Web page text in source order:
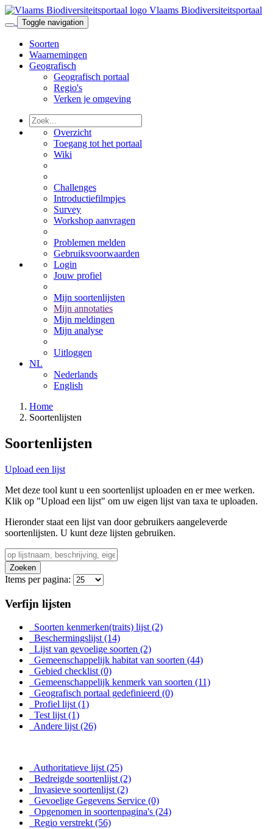
Vlaams Biodiversiteitsportaal
Toggle navigation
Soorten
Waarnemingen
Geografisch
Geografisch portaal
Regio's
Verken je omgeving
Overzicht
Toegang tot het portaal
Wiki
Challenges
Introductiefilmpjes
Survey
Workshop aanvragen
Problemen melden
Gebruiksvoorwaarden
Login
Jouw profiel
Mijn soortenlijsten
Mijn annotaties
Mijn meldingen
Mijn analyse
Uitloggen
NL
Nederlands
English
Home
Soortenlijsten
Soortenlijsten
Upload een lijst
Met deze tool kunt u een soortenlijst uploaden en er mee werken.
Klik op "Upload een lijst" om uw eigen lijst van taxa te uploaden.
Hieronder staat een lijst van door gebruikers aangeleverde
soortenlijsten. U kunt deze lijsten gebruiken.
Zoeken
Items per pagina:
Verfijn lijsten
Soorten kenmerken(traits) lijst (2)
Beschermingslijst (14)
Lijst van gevoelige soorten (2)
Gemeenschappelijk habitat van soorten (44)
Gebied checklist (0)
Gemeenschappelijk kenmerk van soorten (11)
Geografisch portaal gedefinieerd (0)
Profiel lijst (1)
Test lijst (1)
Andere lijst (26)
Authoritatieve lijst (25)
Bedreigde soortenlijst (2)
Invasieve soortenlijst (2)
Gevoelige Gegevens Service (0)
Opgenomen in soortenpagina's (24)
Regio verstrekt (56)